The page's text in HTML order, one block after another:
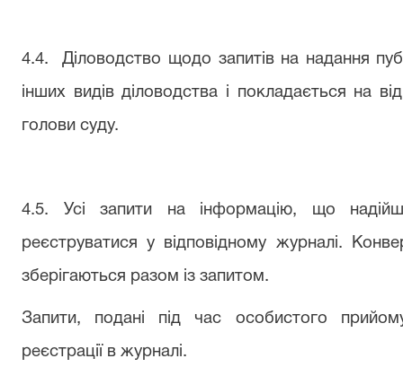
4.4. Діловодство щодо запитів на надання
інших видів діловодства і покладається на
голови суду.
4.5. Усі запити на інформацію, що
реєструватися у відповідному журналі.
зберігаються разом із запитом.
Запити, подані під час особистого
реєстрації в журналі.